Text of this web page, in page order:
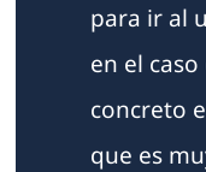
para ir al
en el
concreto
que es